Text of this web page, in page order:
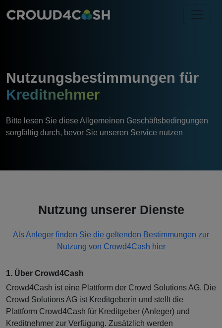
Nutzungsbestimmungen für
Kreditnehmer
Bitte lesen Sie diese Allgemeinen Geschäftsbedingungen
sorgfältig durch, bevor Sie unseren Service nutzen
Nutzung unserer Dienste
Als Anleger finden Sie die geltenden Bestimmungen zur
Nutzung von Crowd4Cash hier
1. Über Crowd4Cash
Crowd4Cash ist eine Plattform der Crowd Solutions AG. Die
Crowd Solutions AG ist Kreditgeberin und stellt die
Plattform Crowd4Cash für Kreditgeber (Anleger) und
Kreditnehmer zur Verfügung. Zusätzlich werden